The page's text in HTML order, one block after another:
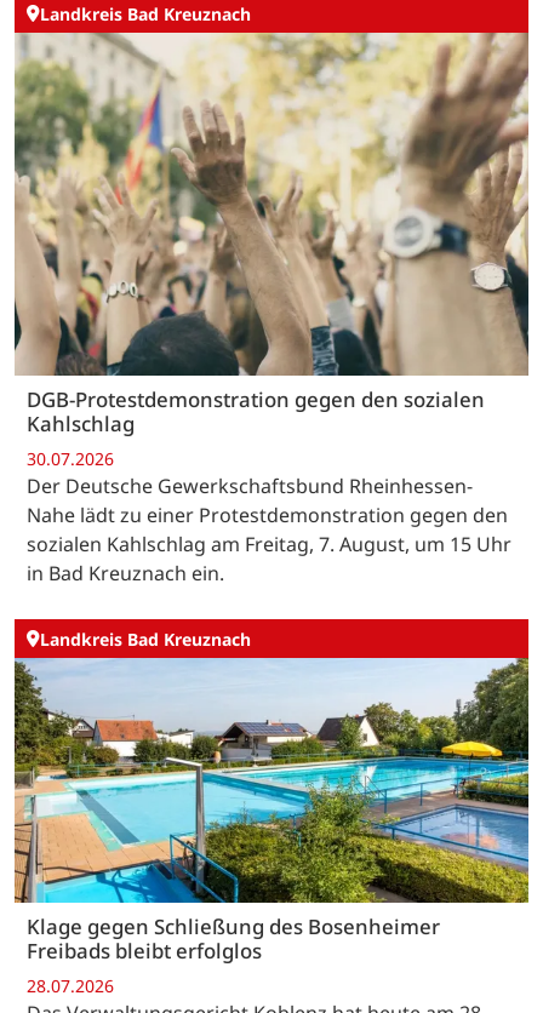
Landkreis Bad Kreuznach
DGB-Protestdemonstration gegen den sozialen
Kahlschlag
30.07.2026
Der Deutsche Gewerkschaftsbund Rheinhessen-
Nahe lädt zu einer Protestdemonstration gegen den
sozialen Kahlschlag am Freitag, 7. August, um 15 Uhr
in Bad Kreuznach ein.
Landkreis Bad Kreuznach
Klage gegen Schließung des Bosenheimer
Freibads bleibt erfolglos
28.07.2026